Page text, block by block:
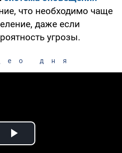
что необходимо чаще
даже если
угрозы.
дня
Play Video